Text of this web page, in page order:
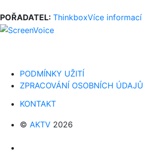
POŘADATEL: ThinkboxVíce informací
PODMÍNKY UŽITÍ
ZPRACOVÁNÍ OSOBNÍCH ÚDAJŮ
KONTAKT
© AKTV 2026